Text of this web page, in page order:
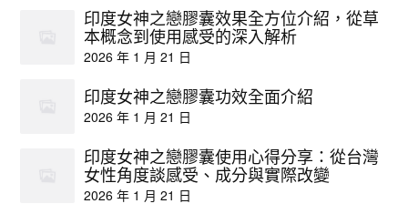
印度女神之戀膠囊效果全方位介紹，從草
本概念到使用感受的深入解析
2026 年 1 月 21 日
印度女神之戀膠囊功效全面介紹
2026 年 1 月 21 日
印度女神之戀膠囊使用心得分享：從台灣
女性角度談感受、成分與實際改變
2026 年 1 月 21 日